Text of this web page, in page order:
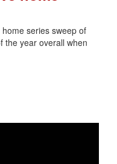
series sweep of
the year overall when